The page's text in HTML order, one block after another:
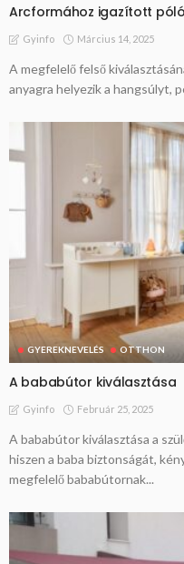
Arcformához igazított
Gyinfo Március 14, 2025
A megfelelő felső
anyagra helyezik a hangsúlyt,
GYEREKNEVELÉS OTTHON
A bababútor kiválasztása
Gyinfo Február 25, 2025
A bababútor kiválasztása a
hiszen a baba biztonságát,
megfelelő bababútornak...